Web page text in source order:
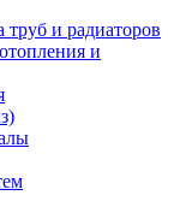
и радиаторов
и